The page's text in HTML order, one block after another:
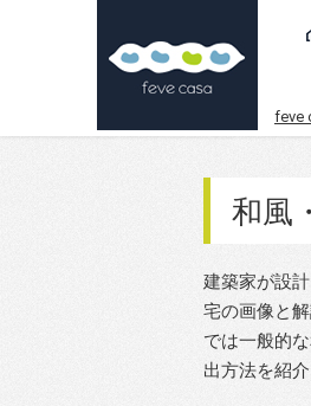
feve
和風
建築家が設
宅の画像と
では一般的
出方法を紹介